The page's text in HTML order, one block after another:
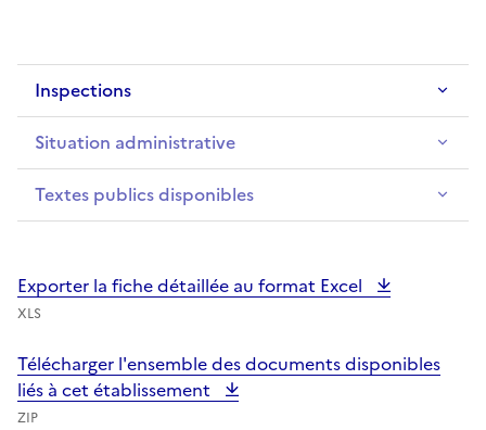
Inspections
Situation administrative
Textes publics disponibles
Exporter la fiche détaillée au format Excel
XLS
Télécharger l'ensemble des documents disponibles
liés à cet établissement
ZIP